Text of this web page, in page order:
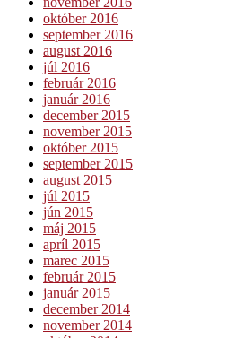
október 2016
september 2016
august 2016
júl 2016
február 2016
január 2016
december 2015
november 2015
október 2015
september 2015
august 2015
júl 2015
jún 2015
máj 2015
apríl 2015
marec 2015
február 2015
január 2015
december 2014
november 2014